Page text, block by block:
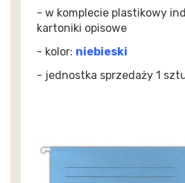
- w komplecie plastikowy
kartoniki opisowe
- kolor: niebieski
- jednostka sprzedaży 1